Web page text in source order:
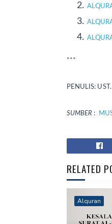
***
PENULIS: UST.
SUMBER :
RELATED
Alquran